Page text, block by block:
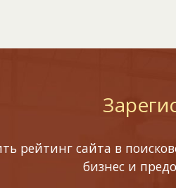
рейтинг сайта в
бизнес и